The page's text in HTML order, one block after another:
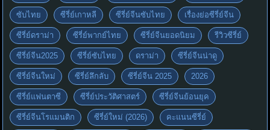
ซับไทย ซีรี่ย์เกาหลี ซีรี่ย์จีนซับไทย เรื่องย่อซีรี่ย์จีน
ซีรี่ย์ดราม่า ซีรี่ย์พากย์ไทย ซีรี่ย์จีนยอดนิยม รีวิวซีรี่ย์
ซีรี่ย์จีน2025 ซีรี่ย์ซับไทย ดราม่า ซีรี่ย์จีนน่าดู
ซีรี่ย์จีนใหม่ ซีรี่ย์ลึกลับ ซีรี่ย์จีน 2025 2026
ซีรี่ย์แฟนตาซี ซีรี่ย์ประวัติศาสตร์ ซีรี่ย์จีนย้อนยุค
ซีรี่ย์จีนโรแมนติก ซีรี่ย์ใหม่ (2026) คะแนนซีรี่ย์